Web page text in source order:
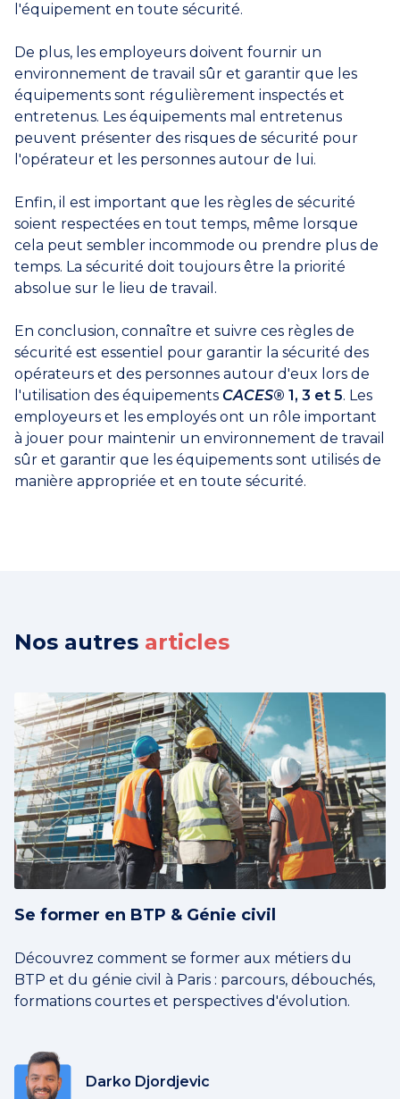
l'équipement en toute sécurité.
De plus, les employeurs doivent fournir un
environnement de travail sûr et garantir que les
équipements sont régulièrement inspectés et
entretenus. Les équipements mal entretenus
peuvent présenter des risques de sécurité pour
l'opérateur et les personnes autour de lui.
Enfin, il est important que les règles de sécurité
soient respectées en tout temps, même lorsque
cela peut sembler incommode ou prendre plus de
temps. La sécurité doit toujours être la priorité
absolue sur le lieu de travail.
En conclusion, connaître et suivre ces règles de
sécurité est essentiel pour garantir la sécurité des
opérateurs et des personnes autour d'eux lors de
l'utilisation des équipements CACES® 1, 3 et 5. Les
employeurs et les employés ont un rôle important
à jouer pour maintenir un environnement de travail
sûr et garantir que les équipements sont utilisés de
manière appropriée et en toute sécurité.
Nos autres articles
Se former en BTP & Génie civil
Découvrez comment se former aux métiers du
BTP et du génie civil à Paris : parcours, débouchés,
formations courtes et perspectives d'évolution.
Darko Djordjevic